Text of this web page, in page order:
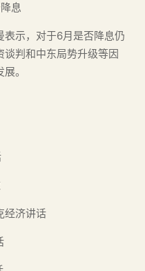
息
表示，对于6月是否降息仍
判和中东局势升级等因
。
经济讲话